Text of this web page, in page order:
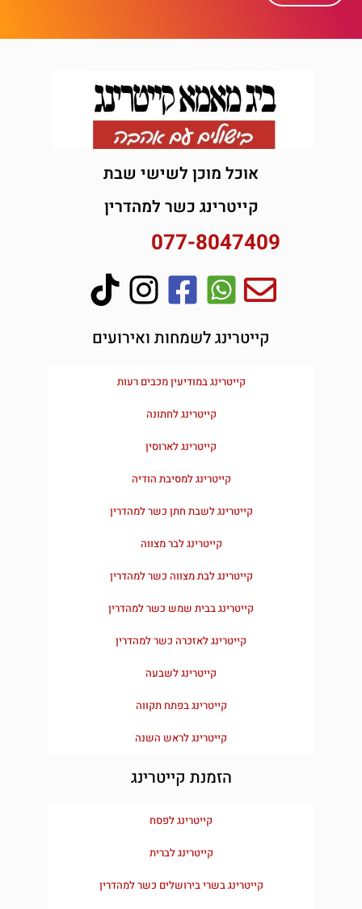
אוכל מוכן לשישי שבת
קייטרינג כשר למהדרין
077-8047409
קייטרינג לשמחות ואירועים
קייטרינג במודיעין מכבים רעות
קייטרינג לחתונה
קייטרינג לארוסין
קייטרינג למסיבת הודיה
קייטרינג לשבת חתן כשר למהדרין
קייטרינג לבר מצווה
קייטרינג לבת מצווה כשר למהדרין
קייטרינג בבית שמש כשר למהדרין​
קייטרינג לאזכרה כשר למהדרין
קייטרינג לשבעה
קייטרינג בפתח תקווה
קייטרינג לראש השנה
הזמנת קייטרינג
קייטרינג לפסח
קייטרינג לברית
קייטרינג בשרי בירושלים כשר למהדרין